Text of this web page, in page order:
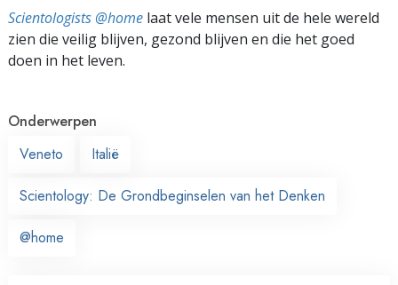
Scientologists @home laat vele mensen uit de hele wereld
zien die veilig blijven, gezond blijven en die het goed
doen in het leven.
Onderwerpen
Veneto
Italië
Scientology: De Grondbeginselen van het Denken
@home